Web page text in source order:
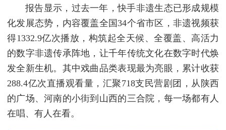
报告显示，过去一年，快手非遗生态已形成规模
化发展态势，内容覆盖全国34个省市区，非遗视频获
得1332.9亿次播放，构筑起全天候、全覆盖、高活力
的数字非遗传承阵地，让千年传统文化在数字时代焕
发全新生机。其中戏曲品类表现最为亮眼，累计收获
288.4亿次直播观看量，汇聚718支民营剧团，从陕西
的广场、河南的小街到山西的三合院，每一场都有人
在唱、有人在看。